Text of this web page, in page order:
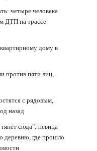
четыре человека
ДТП на трассе
дому в
против пяти лиц,
с рядовым,
назад
сюда": певица
деревню, где прошло